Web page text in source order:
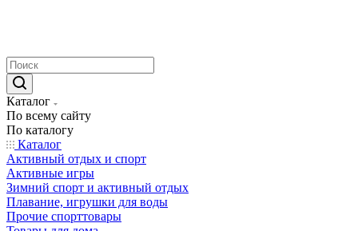
Каталог
По всему сайту
По каталогу
Каталог
Активный отдых и спорт
Активные игры
Зимний спорт и активный отдых
Плавание, игрушки для воды
Прочие спорттовары